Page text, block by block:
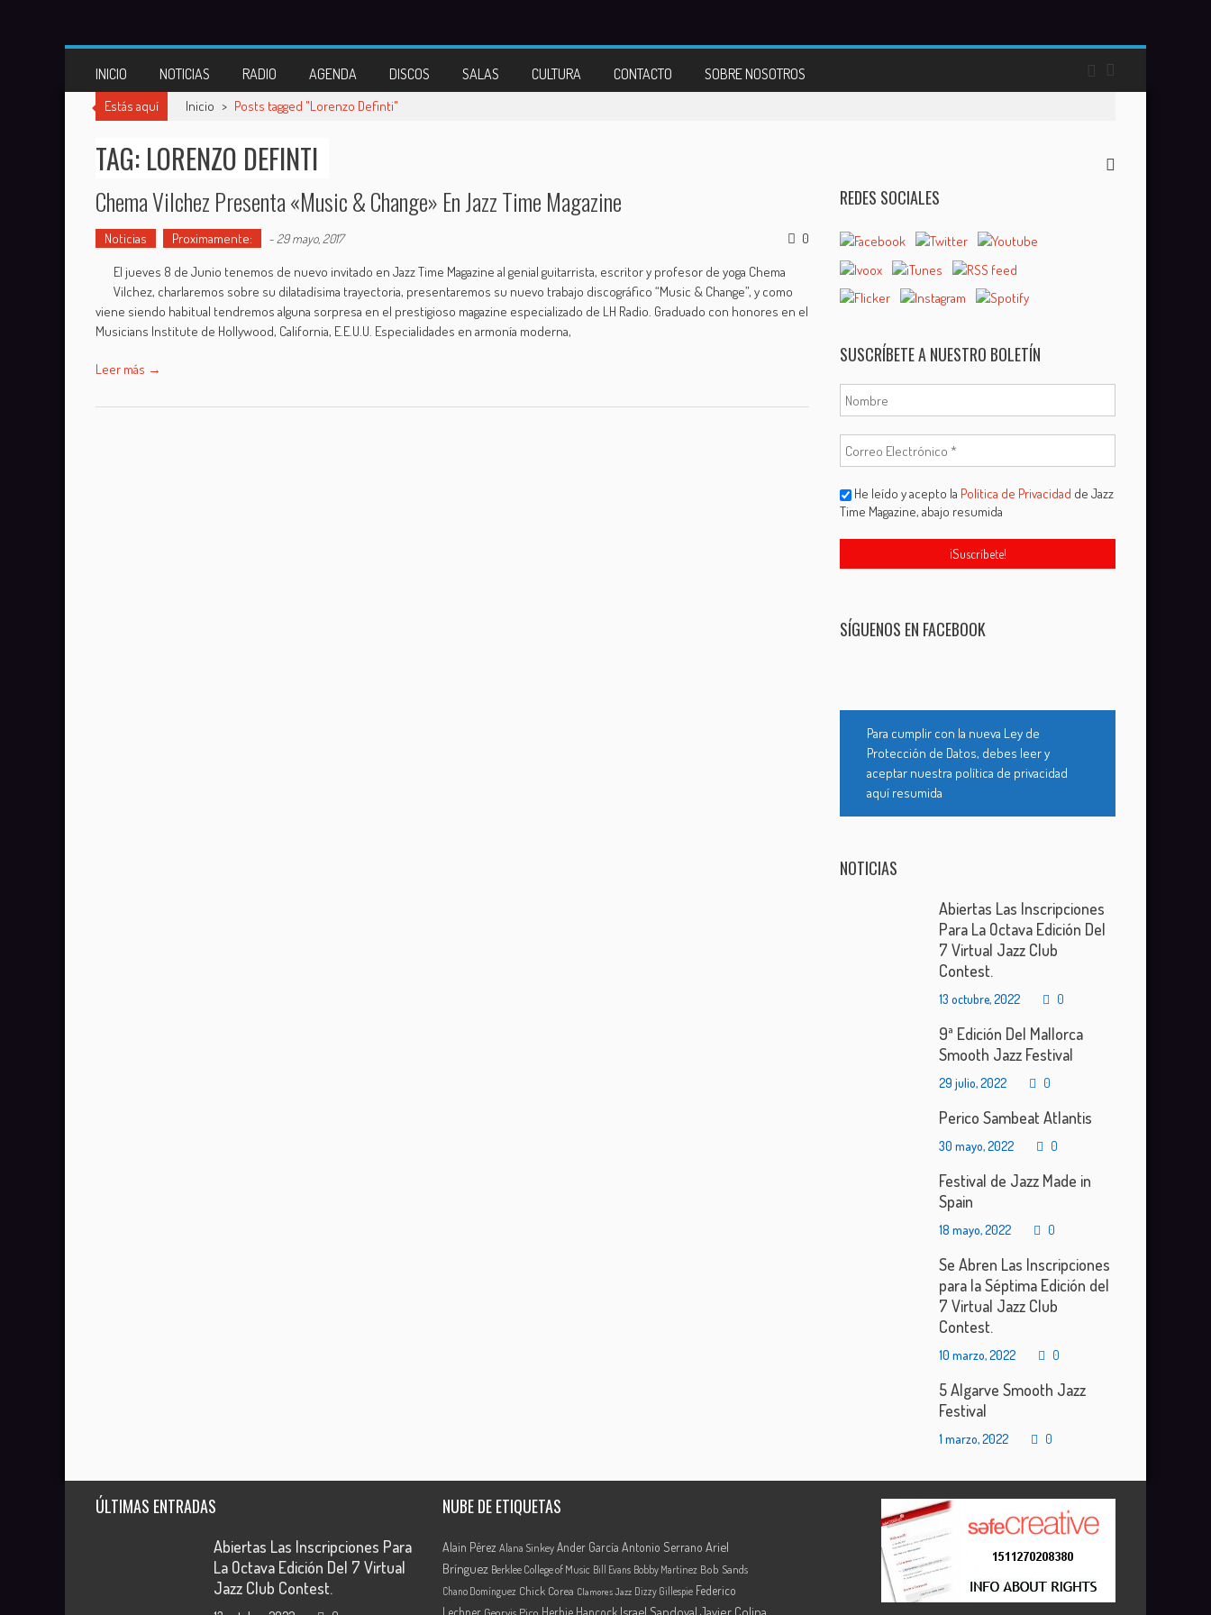
content
INICIO NOTICIAS RADIO AGENDA DISCOS SALAS CULTURA CONTACTO SOBRE NOSOTROS
Estás aquí Inicio > Posts tagged "Lorenzo Definti"
TAG: LORENZO DEFINTI
Chema Vilchez Presenta «Music & Change» En Jazz Time Magazine
Noticias Proximamente: - 29 mayo, 2017
0
El jueves 8 de Junio tenemos de nuevo invitado en Jazz Time Magazine al genial guitarrista, escritor y profesor de yoga Chema
Vilchez, charlaremos sobre su dilatadísima trayectoria, presentaremos su nuevo trabajo discográfico “Music & Change”, y como
viene siendo habitual tendremos alguna sorpresa en el prestigioso magazine especializado de LH Radio. Graduado con honores en el
Musicians Institute de Hollywood, California, E.E.U.U. Especialidades en armonía moderna,
Leer más →
REDES SOCIALES
SUSCRÍBETE A NUESTRO BOLETÍN
He leído y acepto la Política de Privacidad de Jazz
Time Magazine, abajo resumida
SÍGUENOS EN FACEBOOK
Para cumplir con la nueva Ley de
Protección de Datos, debes leer y
aceptar nuestra política de privacidad
aquí resumida
NOTICIAS
Abiertas Las Inscripciones
Para La Octava Edición Del
7 Virtual Jazz Club
Contest.
13 octubre, 2022 0
9ª Edición Del Mallorca
Smooth Jazz Festival
29 julio, 2022 0
Perico Sambeat Atlantis
30 mayo, 2022 0
Festival de Jazz Made in
Spain
18 mayo, 2022 0
Se Abren Las Inscripciones
para la Séptima Edición del
7 Virtual Jazz Club
Contest.
10 marzo, 2022 0
5 Algarve Smooth Jazz
Festival
1 marzo, 2022 0
ÚLTIMAS ENTRADAS
Abiertas Las Inscripciones Para
La Octava Edición Del 7 Virtual
Jazz Club Contest.
NUBE DE ETIQUETAS
Alain Pérez Alana Sinkey Ander García Antonio Serrano Ariel
Brínguez Berklee College of Music Bill Evans Bobby Martínez Bob Sands
Chano Domínguez Chick Corea Clamores Jazz Dizzy Gillespie Federico
Israel Sandoval